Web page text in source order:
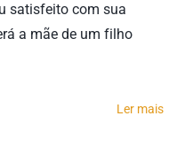
satisfeito com sua
a mãe de um filho
Ler mais